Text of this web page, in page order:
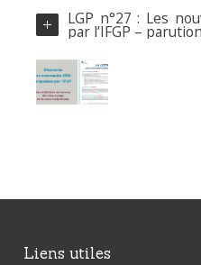
LGP n°27 : Les
par l’IFGP –
liens utiles